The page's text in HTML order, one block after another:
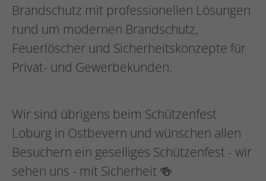
Brandschutz mit professionellen Lösungen
rund um modernen Brandschutz,
Feuerlöscher und Sicherheitskonzepte für
Privat- und Gewerbekunden.
Wir sind übrigens beim Schützenfest
Loburg in Ostbevern und wünschen allen
Besuchern ein geselliges Schützenfest - wir
sehen uns - mit Sicherheit 🍻